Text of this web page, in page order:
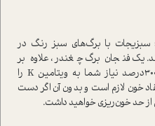
سبزیجات با برگ‌های سبز رنگ در
یک فنجان برگ چغندر، علاوه بر
زیباسازی میز شام، می‌تواند تا 300‌درصد نیاز شما به ویتامین K را
خون لازم است و بدون آن اگر دست
از حد خون‌ریزی خواهید داشت.